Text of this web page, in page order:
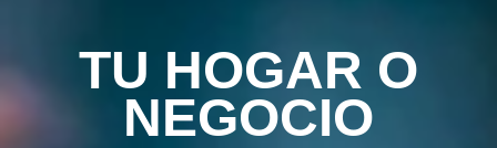
TU HOGAR O
NEGOCIO